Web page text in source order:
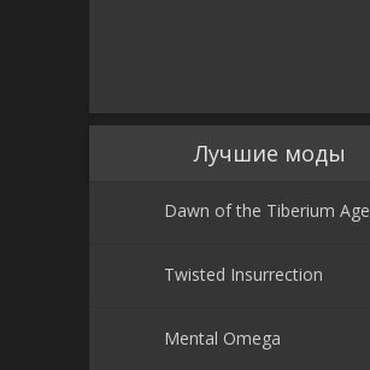
Лучшие моды
Dawn of the Tiberium Age
Twisted Insurrection
Mental Omega